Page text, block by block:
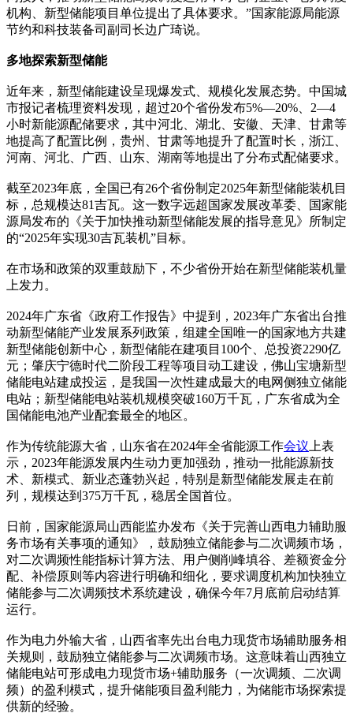
机构、新型储能项目单位提出了具体要求。”国家能源局能源
节约和科技装备司副司长边广琦说。
多地探索新型储能
近年来，新型储能建设呈现爆发式、规模化发展态势。中国城
市报记者梳理资料发现，超过20个省份发布5%—20%、2—4
小时新能源配储要求，其中河北、湖北、安徽、天津、甘肃等
地提高了配置比例，贵州、甘肃等地提升了配置时长，浙江、
河南、河北、广西、山东、湖南等地提出了分布式配储要求。
截至2023年底，全国已有26个省份制定2025年新型储能装机目
标，总规模达81吉瓦。这一数字远超国家发展改革委、国家能
源局发布的《关于加快推动新型储能发展的指导意见》所制定
的“2025年实现30吉瓦装机”目标。
在市场和政策的双重鼓励下，不少省份开始在新型储能装机量
上发力。
2024年广东省《政府工作报告》中提到，2023年广东省出台推
动新型储能产业发展系列政策，组建全国唯一的国家地方共建
新型储能创新中心，新型储能在建项目100个、总投资2290亿
元；肇庆宁德时代二阶段工程等项目动工建设，佛山宝塘新型
储能电站建成投运，是我国一次性建成最大的电网侧独立储能
电站；新型储能电站装机规模突破160万千瓦，广东省成为全
国储能电池产业配套最全的地区。
作为传统能源大省，山东省在2024年全省能源工作会议 上表
示，2023年能源发展内生动力更加强劲，推动一批能源新技
术、新模式、新业态蓬勃兴起，特别是新型储能发展走在前
列，规模达到375万千瓦，稳居全国首位。
日前，国家能源局山西能监办发布《关于完善山西电力辅助服
务市场有关事项的通知》，鼓励独立储能参与二次调频市场，
对二次调频性能指标计算方法、用户侧削峰填谷、差额资金分
配、补偿原则等内容进行明确和细化，要求调度机构加快独立
储能参与二次调频技术系统建设，确保今年7月底前启动结算
运行。
作为电力外输大省，山西省率先出台电力现货市场辅助服务相
关规则，鼓励独立储能参与二次调频市场。这意味着山西独立
储能电站可形成电力现货市场+辅助服务（一次调频、二次调
频）的盈利模式，提升储能项目盈利能力，为储能市场探索提
供新的经验。